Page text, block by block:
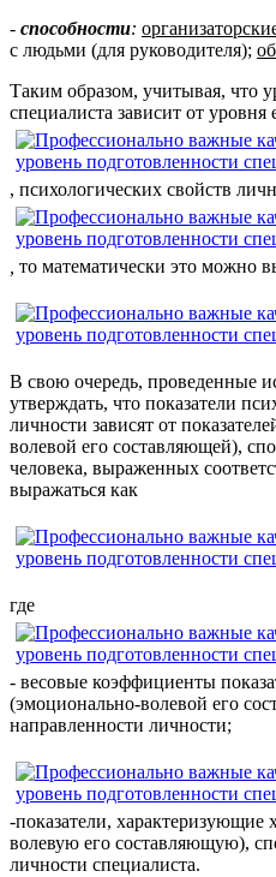
- способности:
с людьми (для руководителя);
Таким образом, учитывая, что
специалиста зависит от
, психологических свойств
то математически это можно
В свою очередь, проведенные
утверждать, что показатели
личности зависят от
волевой его составляющей),
человека, выраженных
выражаться как
где
- весовые коэффициенты
(эмоционально-волевой его
направленности личности;
-показатели, характеризующие
волевую его составляющую),
личности специалиста.